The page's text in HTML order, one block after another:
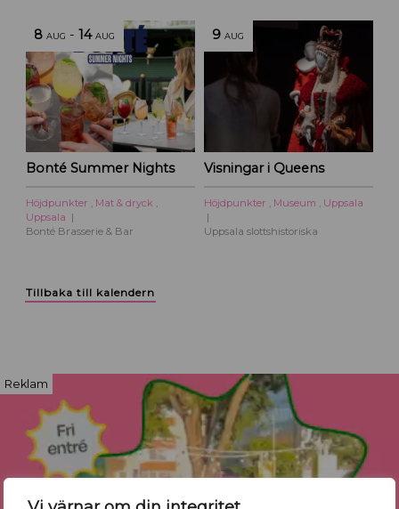
8 AUG -14 AUG
Bonté Summer Nights
Höjdpunkter , Mat & dryck ,
Uppsala
Bonté Brasserie & Bar
9 AUG
Visningar i Queens
Höjdpunkter , Museum , Uppsala
Uppsala slottshistoriska
Tillbaka till kalendern
Reklam